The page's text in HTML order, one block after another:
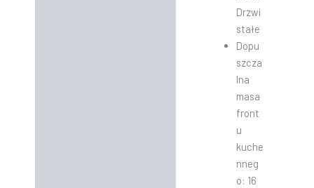
Drzwi
stałe
Dopu
szcza
lna
masa
front
u
kuche
nneg
o: 16